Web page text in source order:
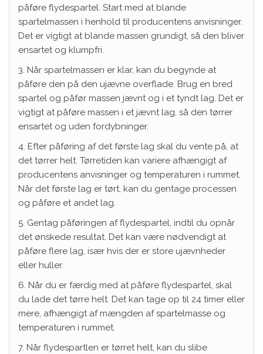
påføre flydespartel. Start med at blande
spartelmassen i henhold til producentens anvisninger.
Det er vigtigt at blande massen grundigt, så den bliver
ensartet og klumpfri.
3. Når spartelmassen er klar, kan du begynde at
påføre den på den ujævne overflade. Brug en bred
spartel og påfør massen jævnt og i et tyndt lag. Det er
vigtigt at påføre massen i et jævnt lag, så den tørrer
ensartet og uden fordybninger.
4. Efter påføring af det første lag skal du vente på, at
det tørrer helt. Tørretiden kan variere afhængigt af
producentens anvisninger og temperaturen i rummet.
Når det første lag er tørt, kan du gentage processen
og påføre et andet lag.
5. Gentag påføringen af flydespartel, indtil du opnår
det ønskede resultat. Det kan være nødvendigt at
påføre flere lag, især hvis der er store ujævnheder
eller huller.
6. Når du er færdig med at påføre flydespartel, skal
du lade det tørre helt. Det kan tage op til 24 timer eller
mere, afhængigt af mængden af spartelmasse og
temperaturen i rummet.
7. Når flydespartlen er tørret helt, kan du slibe